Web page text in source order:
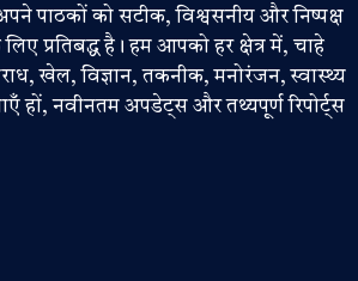
पाठकों को सटीक, विश्वसनीय और निष्पक्ष
प्रतिबद्ध है। हम आपको हर क्षेत्र में, चाहे
खेल, विज्ञान, तकनीक, मनोरंजन, स्वास्थ्य
हों, नवीनतम अपडेट्स और तथ्यपूर्ण रिपोर्ट्स